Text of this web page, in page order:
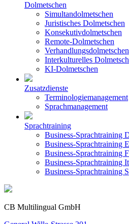
Dolmetschen
Simultandolmetschen
Juristisches Dolmetschen
Konsekutivdolmetschen
Remote-Dolmetschen
Verhandlungsdolmetschen
Interkulturelles
KI-Dolmetschen
Zusatzdienste
Terminologiemanagement
Sprachmanagement
Sprachtraining
Business-Sprachtraining
Business-Sprachtraining
Business-Sprachtraining
Business-Sprachtraining
Business-Sprachtraining
CB Multilingual GmbH